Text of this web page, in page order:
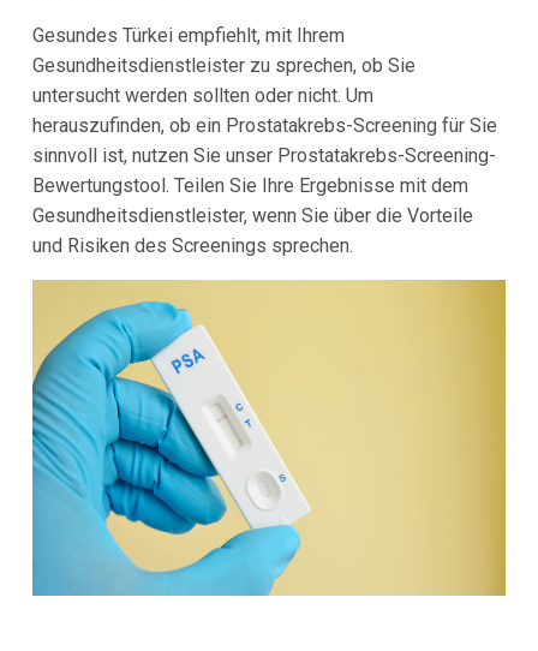
Gesundes Türkei empfiehlt, mit Ihrem
Gesundheitsdienstleister zu sprechen, ob Sie
untersucht werden sollten oder nicht. Um
herauszufinden, ob ein Prostatakrebs-Screening für Sie
sinnvoll ist, nutzen Sie unser Prostatakrebs-Screening-
Bewertungstool. Teilen Sie Ihre Ergebnisse mit dem
Gesundheitsdienstleister, wenn Sie über die Vorteile
und Risiken des Screenings sprechen.